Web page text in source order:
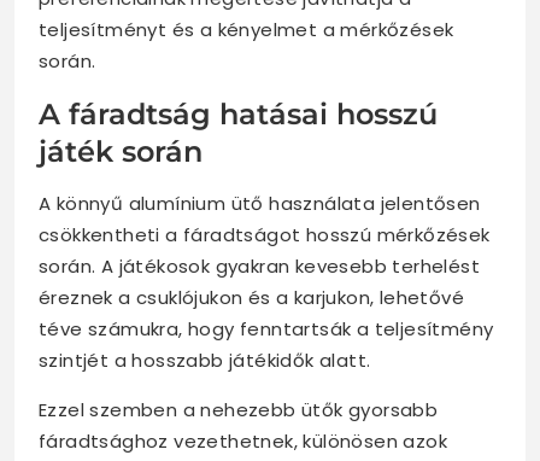
teljesítményt és a kényelmet a mérkőzések
során.
A fáradtság hatásai hosszú
játék során
A könnyű alumínium ütő használata jelentősen
csökkentheti a fáradtságot hosszú mérkőzések
során. A játékosok gyakran kevesebb terhelést
éreznek a csuklójukon és a karjukon, lehetővé
téve számukra, hogy fenntartsák a teljesítmény
szintjét a hosszabb játékidők alatt.
Ezzel szemben a nehezebb ütők gyorsabb
fáradtsághoz vezethetnek, különösen azok